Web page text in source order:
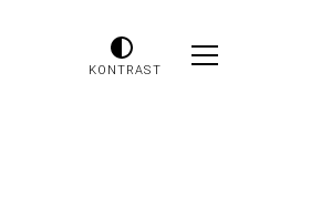
KONTRAST